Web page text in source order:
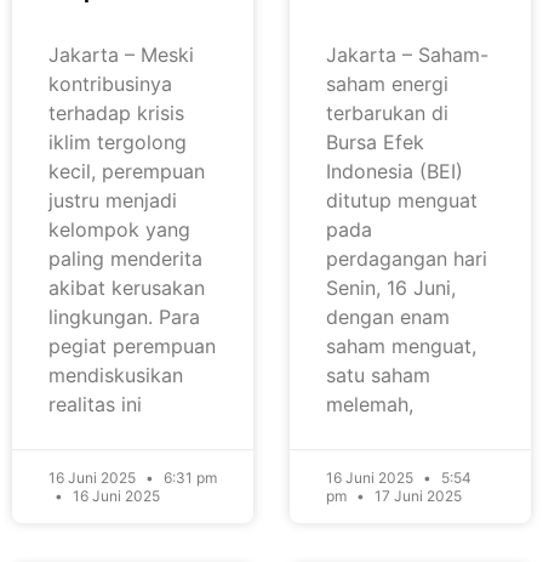
Jakarta – Meski
kontribusinya
terhadap krisis
iklim tergolong
kecil, perempuan
justru menjadi
kelompok yang
paling menderita
akibat kerusakan
lingkungan. Para
pegiat perempuan
mendiskusikan
realitas ini
16 Juni 2025
6:31 pm
16 Juni 2025
Jakarta – Saham-
saham energi
terbarukan di
Bursa Efek
Indonesia (BEI)
ditutup menguat
pada
perdagangan hari
Senin, 16 Juni,
dengan enam
saham menguat,
satu saham
melemah,
16 Juni 2025
5:54
pm
17 Juni 2025